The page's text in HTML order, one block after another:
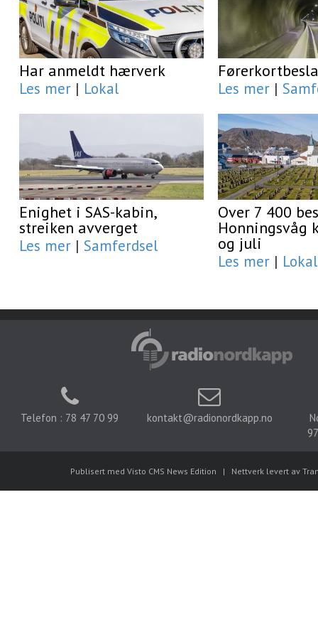
Har anmeldt hærverk
Les mer | Lokal Les mer |
Enighet i SAS-kabin,
streiken avverget
Les mer | Samferdsel
Over 7 400
Honningsvåg
og juli
Les mer | Lokal
Telefon : 78 47 70 99 kontakt@radionordkapp.no
Publisert med Visto CMS News Edition | Nettverk levert av